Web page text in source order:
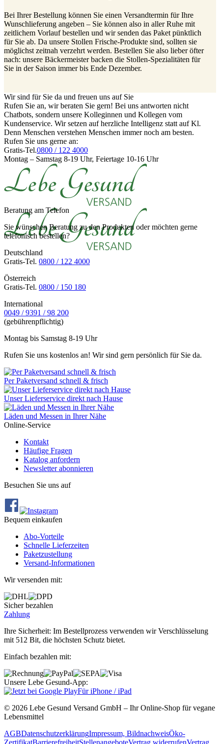
Bei Ihrer Bestellung können Sie einen Versandtermin für Ihre
Wunschlieferung angeben – Sie können also in aller Ruhe mit
zeitlichem Vorlauf bestellen und wir senden das Paket pünktlich
für Sie ab. Da unsere Stollen Frische-Produkte sind, sollten sie
möglichst zeitnah verzehrt werden. Bestellen Sie also lieber öfter
nach: unsere Bäckermeister backen die Stollen-Spezialitäten für
Sie in der Saison immer bis Ende Dezember.
Wir sind für Sie da und freuen uns auf Sie
Rufen Sie an, wir beraten Sie gern! Bei uns antworten nicht
Chatbots, sondern unsere Kolleginnen und Kollegen vom
Kundenservice. Wir setzen auf herzliche Intelligenz statt auf Kl.
Denn Menschen verstehen Menschen immer noch am besten.
Rufen Sie uns gerne an:
Gratis-Tel.0800 / 122 4000
Montag – Samstag 8-19 Uhr, Feiertage 10-16 Uhr
Beratung am Telefon
Sie wünschen Beratung zu den Produkten oder möchten gerne
telefonisch bestellen?
Deutschland
Gratis-Tel. 0800 / 122 4000
Österreich
Gratis-Tel. 0800 / 150 180
International
0049 / 9391 / 98 200
(gebührenpflichtig)
Montag bis Samstag 8-19 Uhr
Rufen Sie uns kostenlos an! Wir sind gern persönlich für Sie da.
Per Paketversand schnell & frisch
Unser Lieferservice direkt nach Hause
Läden und Messen in Ihrer Nähe
Online-Service
Kontakt
Häufige Fragen
Katalog anfordern
Newsletter abonnieren
Besuchen Sie uns auf
Bequem einkaufen
Abo‐Vorteile
Schnelle Lieferzeiten
Paketzustellung
Versand‐Informationen
Wir versenden mit:
Sicher bezahlen
Zahlung
Ihre Sicherheit: Im Bestellprozess verwenden wir Verschlüsselung
mit 512 Bit, die höchsten Schutz bietet.
Einfach bezahlen mit:
Unsere Lebe Gesund-App:
Für iPhone / iPad
© 2026 Lebe Gesund Versand GmbH – Ihr Online‐Shop für vegane
Lebensmittel
AGBDatenschutzerklärungImpressum, BildnachweisÖko‐